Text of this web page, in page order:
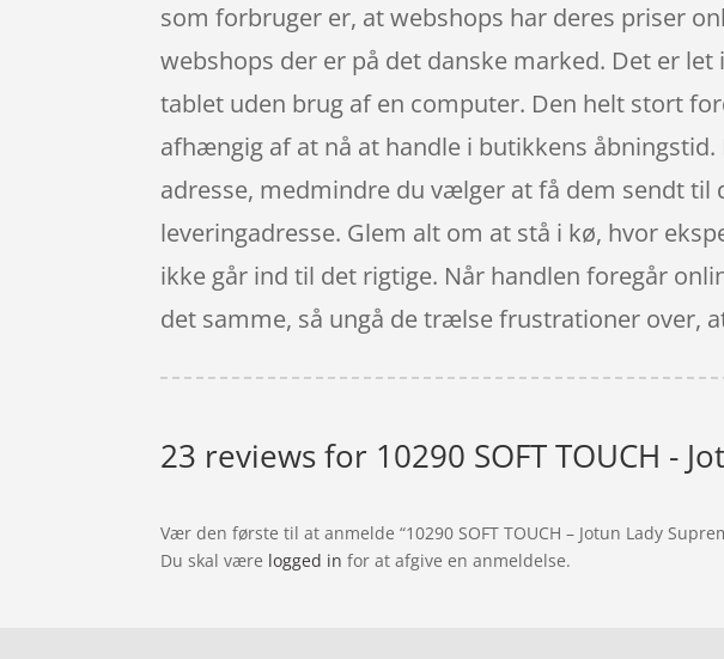
som forbruger er, at webshops har deres priser
webshops der er på det danske marked. Det er
tablet uden brug af en computer. Den helt stort
afhængig af at nå at handle i butikkens
adresse, medmindre du vælger at få dem sendt
leveringadresse. Glem alt om at stå i kø, hvor
ikke går ind til det rigtige. Når handlen foregår
det samme, så ungå de trælse frustrationer over,
23 reviews for 10290 SOFT TOUCH -
Vær den første til at anmelde “10290 SOFT TOUCH – Jotun Lady
Du skal være logged in for at afgive en anmeldelse.